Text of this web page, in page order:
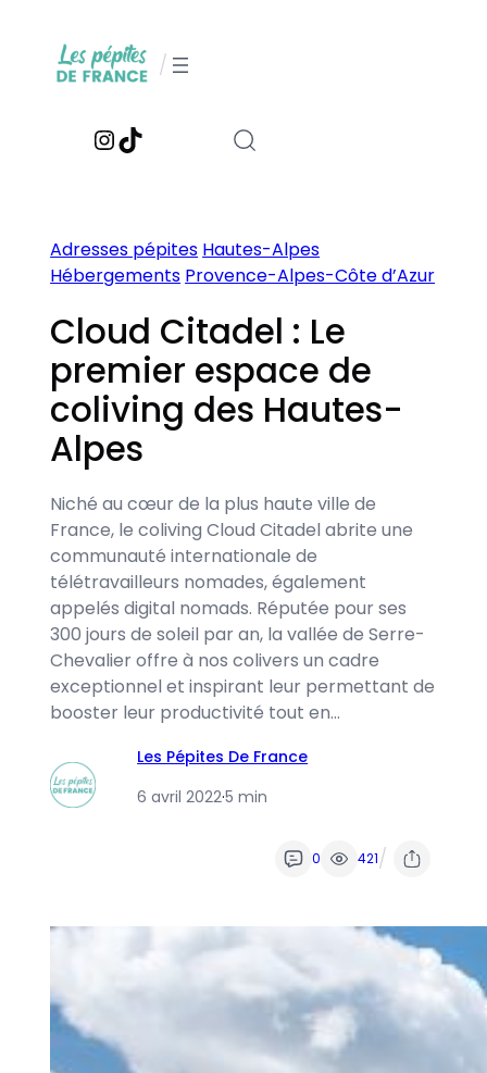
contenu
/
Instagram
TikTok
Adresses pépites Hautes-Alpes
Hébergements Provence-Alpes-Côte d’Azur
Cloud Citadel : Le
premier espace de
coliving des Hautes-
Alpes
Niché au cœur de la plus haute ville de
France, le coliving Cloud Citadel abrite une
communauté internationale de
télétravailleurs nomades, également
appelés digital nomads. Réputée pour ses
300 jours de soleil par an, la vallée de Serre-
Chevalier offre à nos colivers un cadre
exceptionnel et inspirant leur permettant de
booster leur productivité tout en…
Les Pépites De France
6 avril 2022·5 min
0 421/